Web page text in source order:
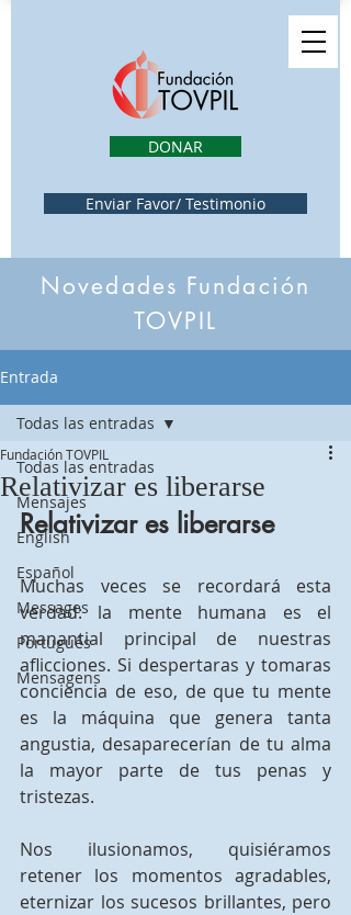
Enviar Favor/ Testimonio
DONAR
Novedades Fundación
TOVPIL
Entrada
Todas las entradas
Mensajes
English
Español
Messages
Português
Mensagens
Todas las entradas
Relativizar es liberarse
Fundación TOVPIL
Relativizar es liberarse
Muchas veces se recordará esta
verdad: la mente humana es el
manantial principal de nuestras
aflicciones. Si despertaras y tomaras
conciencia de eso, de que tu mente
es la máquina que genera tanta
angustia, desaparecerían de tu alma
la mayor parte de tus penas y
tristezas.
Nos ilusionamos, quisiéramos
retener los momentos agradables,
eternizar los sucesos brillantes, pero